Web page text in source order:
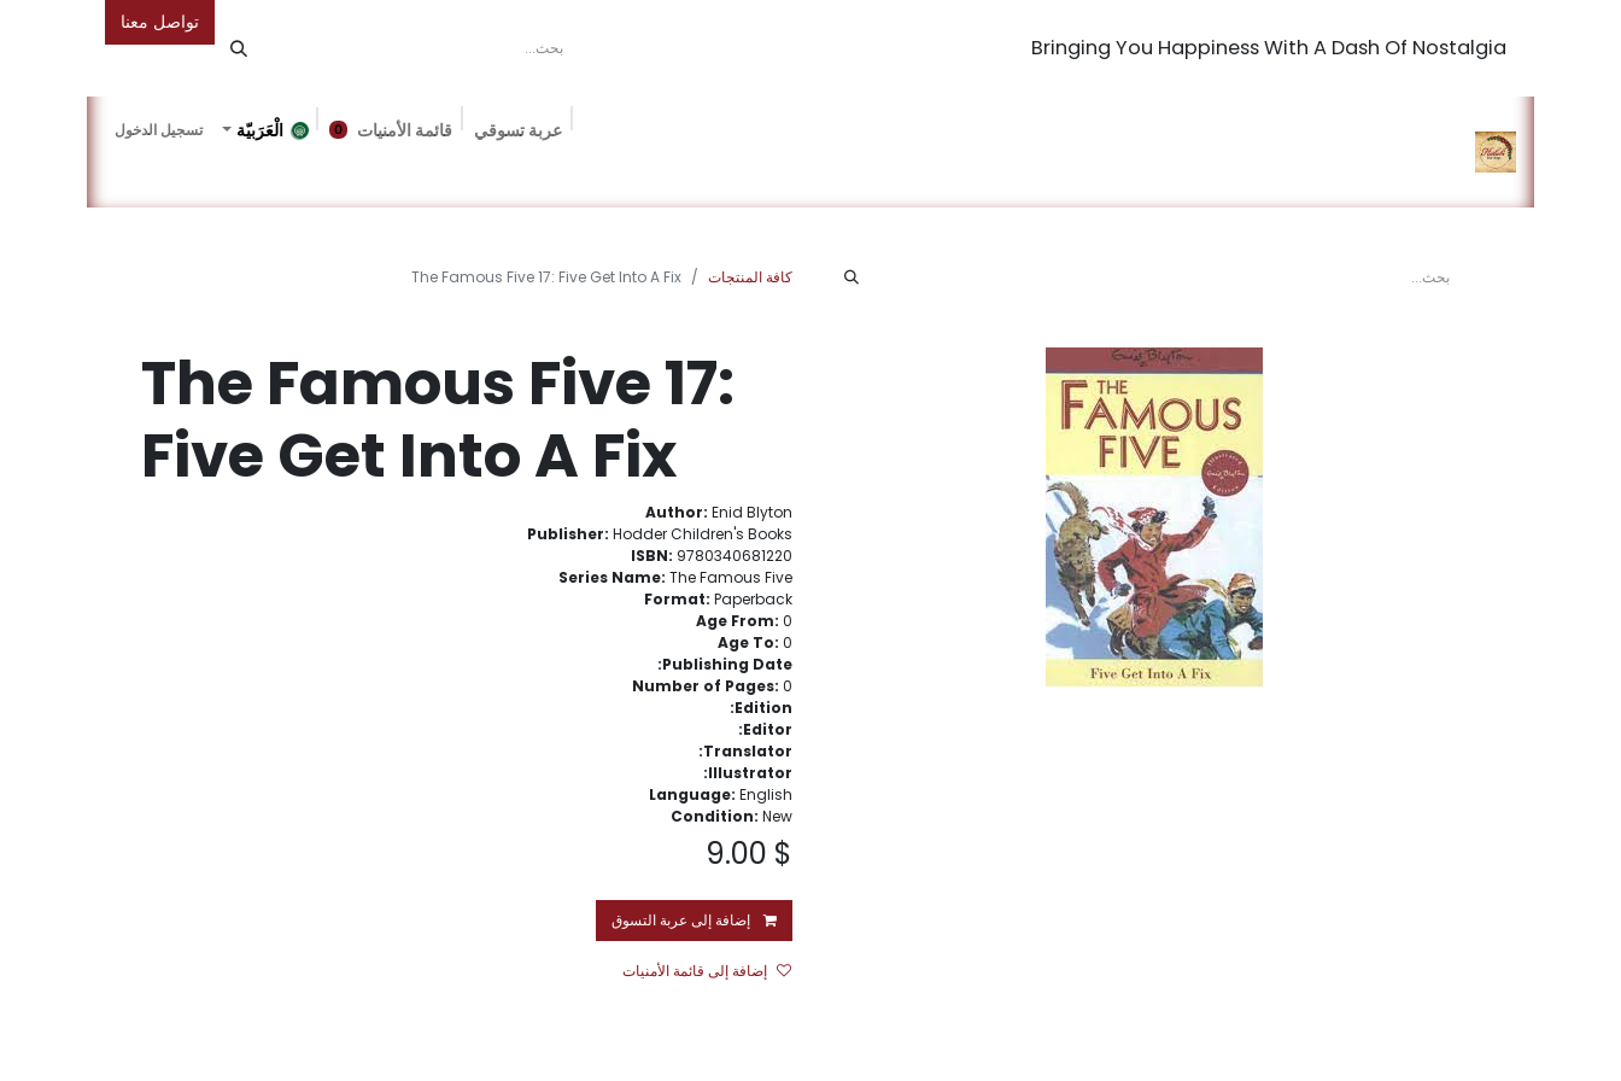
تواصل معنا
عربة تسوقي 0 قائمة الأمنيات الْعَرَبيّة تسجيل الدخول
كافة المنتجات The Famous Five 17: Five Get Into A Fix
The Famous Five 17:
Five Get Into A Fix
Author: Enid Blyton
Publisher: Hodder Children's Books
ISBN: 9780340681220
Series Name: The Famous Five
Format: Paperback
Age From: 0
Age To: 0
Publishing Date:
Number of Pages: 0
Edition:
Editor:
Translator:
Illustrator:
Language: English
Condition: New
$
9.00
إضافة إلى عربة التسوق
إضافة إلى قائمة الأمنيات